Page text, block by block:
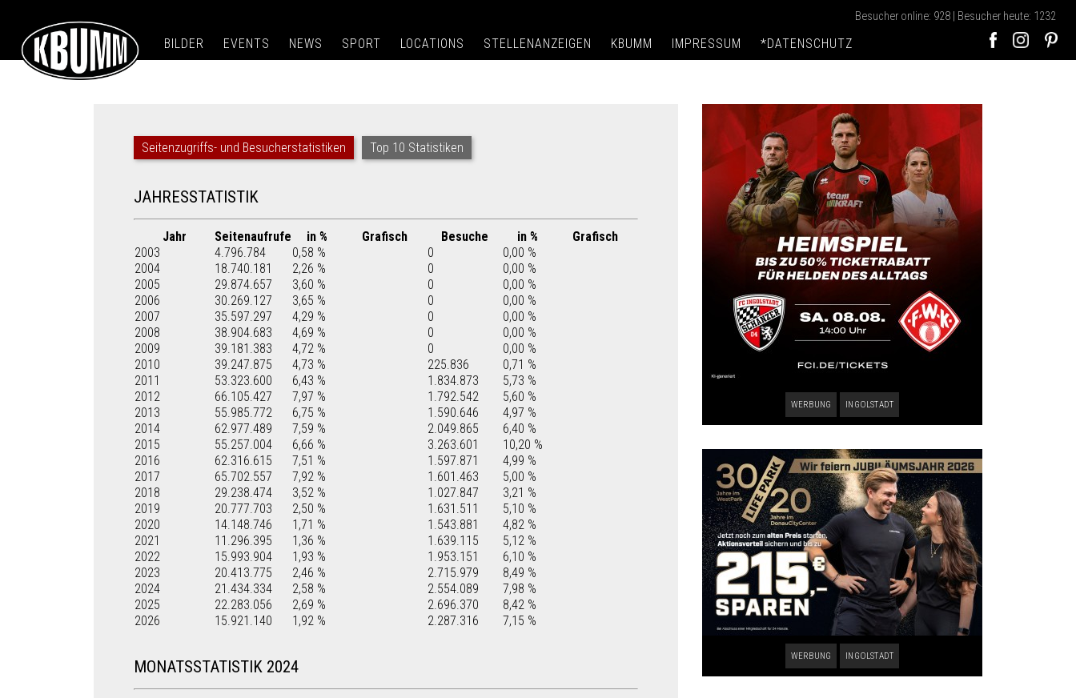
Besucher online: 928 | Besucher heute: 1232
BILDER EVENTS NEWS SPORT LOCATIONS STELLENANZEIGEN KBUMM IMPRESSUM *DATENSCHUTZ
Seitenzugriffs- und Besucherstatistiken Top 10 Statistiken
JAHRESSTATISTIK
Jahr Seitenaufrufe in % Grafisch Besuche in %
Grafisch
2003
4.796.784 0,58 % 0
0,00 %
2004
18.740.181 2,26 % 0
0,00 %
2005
29.874.657 3,60 % 0
0,00 %
2006
30.269.127 3,65 % 0
0,00 %
2007
35.597.297 4,29 % 0
0,00 %
2008
38.904.683 4,69 % 0
0,00 %
2009
39.181.383 4,72 % 0
0,00 %
2010
39.247.875 4,73 % 225.836
0,71 %
2011
53.323.600 6,43 % 1.834.873
5,73 %
2012
66.105.427 7,97 % 1.792.542
5,60 %
2013
55.985.772 6,75 % 1.590.646
4,97 %
2014
62.977.489 7,59 % 2.049.865
6,40 %
2015
55.257.004 6,66 % 3.263.601
10,20 %
2016
62.316.615 7,51 % 1.597.871
4,99 %
2017
65.702.557 7,92 % 1.601.463
5,00 %
2018
29.238.474 3,52 % 1.027.847
3,21 %
2019
20.777.703 2,50 % 1.631.511
5,10 %
2020
14.148.746 1,71 % 1.543.881
4,82 %
2021
11.296.395 1,36 % 1.639.115
5,12 %
2022
15.993.904 1,93 % 1.953.151
6,10 %
2023
20.413.775 2,46 % 2.715.979
8,49 %
2024
21.434.334 2,58 % 2.554.089
7,98 %
2025
22.283.056 2,69 % 2.696.370
8,42 %
2026
15.921.140 1,92 % 2.287.316 7,15 %
MONATSSTATISTIK 2024
WERBUNG INGOLSTADT
WERBUNG INGOLSTADT